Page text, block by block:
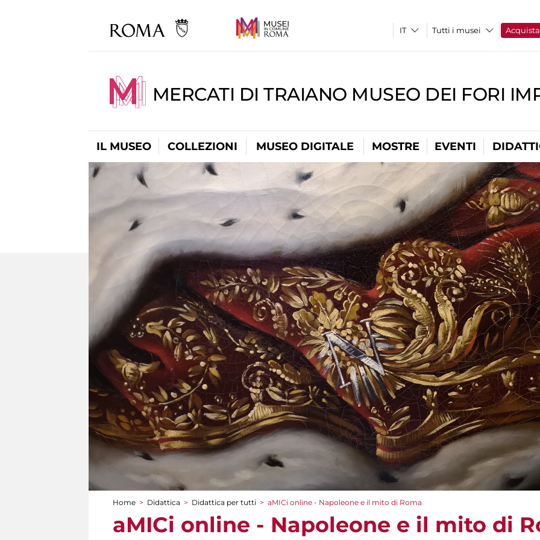
Tutti i musei Acquista
MERCATI DI TRAIANO MUSEO DEI FORI
IL MUSEO COLLEZIONI MUSEO DIGITALE MOSTRE EVENTI
Tu sei qui
Home > Didattica > Didattica per tutti > aMICi online - Napoleone e il mito di Roma
aMICi online - Napoleone e il mito di